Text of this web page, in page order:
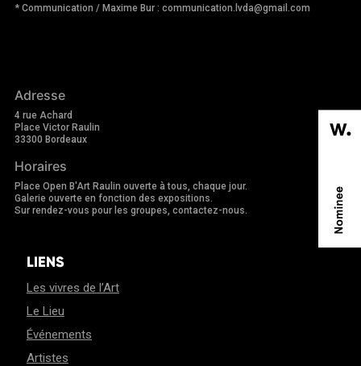
* Communication / Maxime Bur : communication.lvda@gmail.com
Adresse
4 rue Achard
Place Victor Raulin
33300 Bordeaux
Horaires
Place Open B'Art Raulin ouverte à tous, chaque jour.
Galerie ouverte en fonction des expositions.
Sur rendez-vous pour les groupes, contactez-nous.
LIENS
Les vivres de l’Art
Le Lieu
Événements
Artistes